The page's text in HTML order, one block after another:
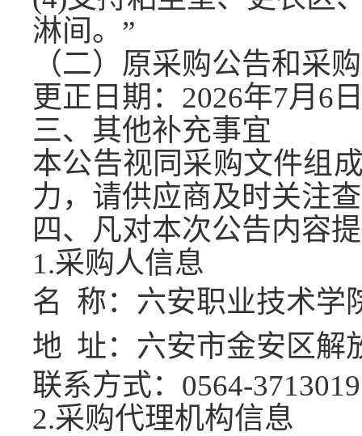
淋间。 ”
（二）原采购公告和采
更正日期： 2026年7月 6
三、其他补充事宜
本公告视同采购文件组
力，请供应商及时关注
四、凡对本次公告内容
1.采购人信息
名 称：六安职业技术学
地 址：六安市金安区解
联系方式： 0564-3713019
2.采购代理机构信息